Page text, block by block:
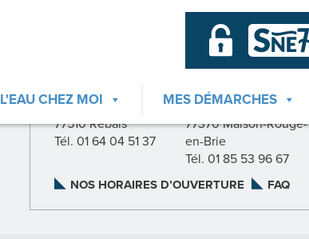
L'EAU CHEZ MOI MES DÉMARCHES
CONTACTER LA REGIE SNE77
23, rue Pasteur
77510 Rebais
Tél. 01 64 04 51 37
27, rue du Pavé du Roy
77370 Maison-Rouge-
en-Brie
Tél. 01 85 53 96 67
NOS HORAIRES D’OUVERTURE FAQ